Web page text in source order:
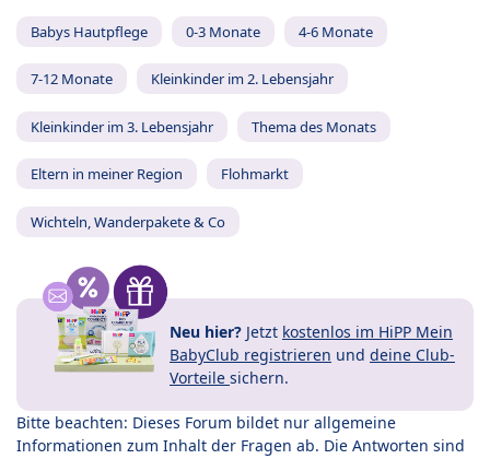
Babys Hautpflege 0-3 Monate 4-6 Monate
7-12 Monate Kleinkinder im 2. Lebensjahr
Kleinkinder im 3. Lebensjahr Thema des Monats
Eltern in meiner Region Flohmarkt
Wichteln, Wanderpakete & Co
Neu hier? Jetzt kostenlos im HiPP Mein
BabyClub registrieren und deine Club-
Vorteile sichern.
Bitte beachten: Dieses Forum bildet nur allgemeine
Informationen zum Inhalt der Fragen ab. Die Antworten sind